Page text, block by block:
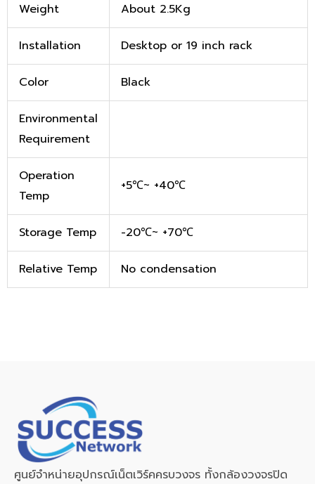
Weight About 2.5Kg
Installation Desktop or 19 inch rack
Color Black
Environmental
Requirement
Operation
Temp
+5℃~ +40℃
Storage Temp -20℃~ +70℃
Relative Temp No condensation
ศูนย์จำหน่ายอุปกรณ์เน็ตเวิร์คครบวงจร ทั้งกล้องวงจรปิด